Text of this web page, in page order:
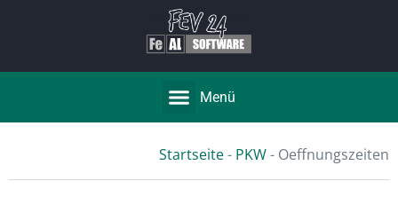
Menü
Startseite- PKW- Oeffnungszeiten